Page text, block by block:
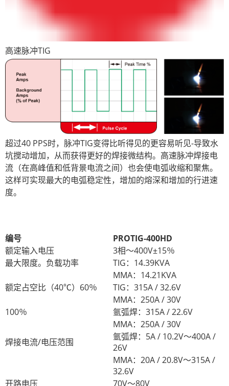
高速脉冲TIG
超过40 PPS时，脉冲TIG变得比听得见的更容易听见-导致水
坑搅动增加，从而获得更好的焊接微结构。高速脉冲焊接电
流（在高峰值和低背景电流之间）也会使电弧收缩和聚焦。
这样可实现最大的电弧稳定性，增加的熔深和增加的行进速
度。
编号
PROTIG-400HD
额定输入电压
3相〜400V±15％
最大限度。负载功率
TIG：14.39KVA
MMA：14.21KVA
额定占空比（40℃）60％
TIG：315A / 32.6V
MMA：250A / 30V
100％
氩弧焊：315A / 22.6V
MMA：250A / 30V
焊接电流/电压范围
氩弧焊：5A / 10.2V〜400A /
26V
MMA：20A / 20.8V〜315A /
32.6V
开路电压
70V〜80V